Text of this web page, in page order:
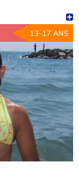
13-17 ANS